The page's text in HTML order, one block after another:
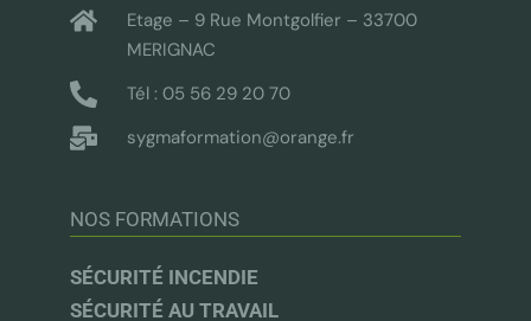
Etage – 9 Rue Montgolfier – 33700
MERIGNAC
Tél : 05 56 29 20 70
sygmaformation@orange.fr
NOS FORMATIONS
SÉCURITÉ INCENDIE
SÉCURITÉ AU TRAVAIL